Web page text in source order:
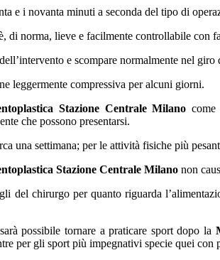
e i novanta minuti a seconda del tipo di
di norma, lieve e facilmente controllabile con
e scompare normalmente nel giro
leggermente compressiva per alcuni giorni.
Stazione Centrale Milano come
che possono presentarsi.
una settimana; per le attività fisiche più
Stazione Centrale Milano non
del chirurgo per quanto riguarda
possibile tornare a praticare sport dopo la
per gli sport più impegnativi specie quei